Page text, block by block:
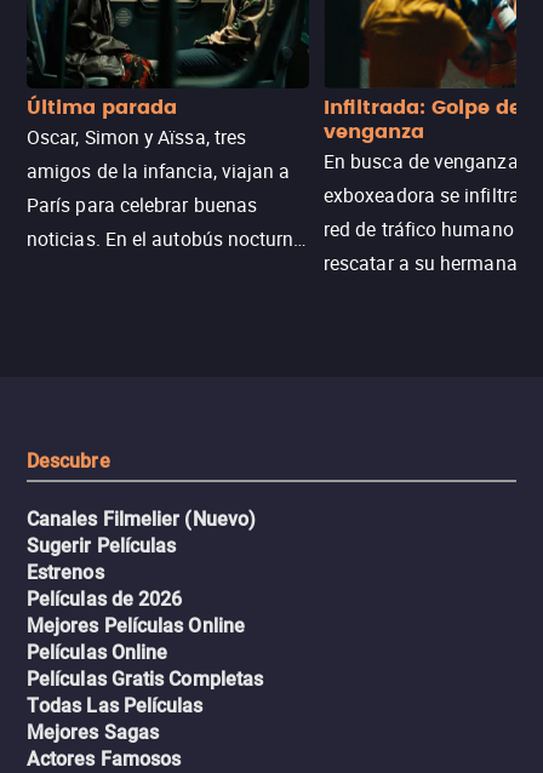
Última parada
Oscar, Simon y Aïssa, tres
amigos de la infancia, viajan a
París para celebrar buenas
noticias. En el autobús nocturno
Infiltrada: Golpe de
venganza
En busca de venganza,
exboxeadora se infiltra
red de tráfico humano
rescatar a su hermana
Descubre
Canales Filmelier (Nuevo)
Sugerir Películas
Estrenos
Películas de 2026
Mejores Películas Online
Películas Online
Películas Gratis Completas
Todas Las Películas
Mejores Sagas
Actores Famosos